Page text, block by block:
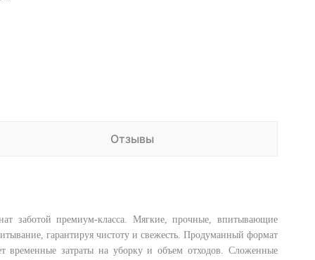
Отзывы
заботой премиум-класса. Мягкие, прочные, впитывающие
гарантируя чистоту и свежесть. Продуманный формат
временные затраты на уборку и объем отходов. Сложенные